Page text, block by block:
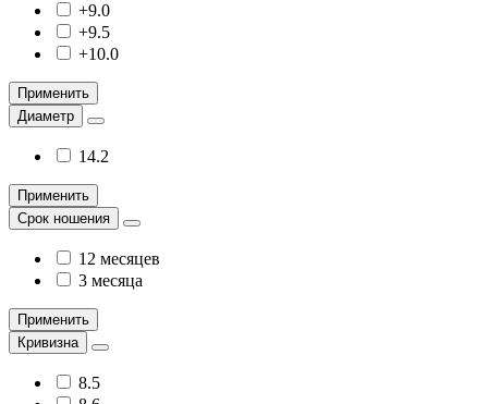
+9.0
+9.5
+10.0
Применить
Диаметр
14.2
Применить
Срок ношения
12 месяцев
3 месяца
Применить
Кривизна
8.5